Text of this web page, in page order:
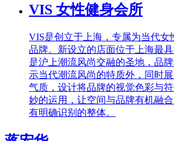
VIS 女性健身会所
VIS是创立于上海，专属为当代女
品牌。新设立的店面位于上海最
是沪上潮流风尚交融的圣地，品
示当代潮流风尚的特质外，同时
气质，设计将品牌的视觉色彩与
妙的运用，让空间与品牌有机融
有明确识别的整体。